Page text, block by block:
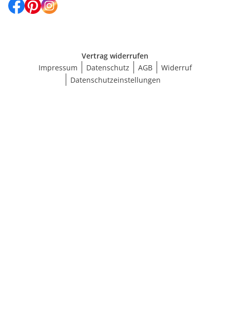
Vertrag widerrufen
Impressum
Datenschutz AGB
Widerruf
Datenschutzeinstellungen